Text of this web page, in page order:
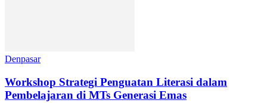
Denpasar
Workshop Strategi Penguatan Literasi dalam
Pembelajaran di MTs Generasi Emas